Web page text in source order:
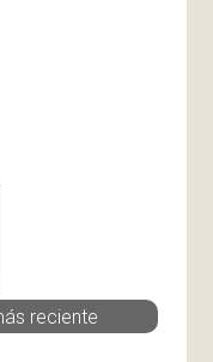
reciente